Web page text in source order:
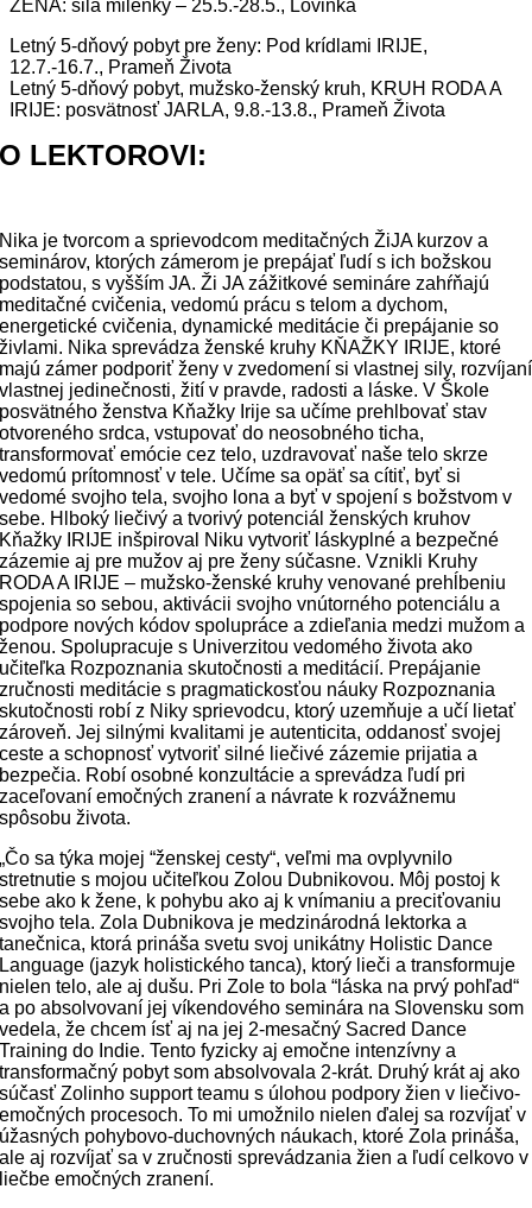
ŽENA: sila milenky – 25.5.-28.5., Lovinka
Letný 5-dňový pobyt pre ženy: Pod krídlami IRIJE,
12.7.-16.7., Prameň Života
Letný 5-dňový pobyt, mužsko-ženský kruh, KRUH RODA A
IRIJE: posvätnosť JARLA, 9.8.-13.8., Prameň Života
O LEKTOROVI:
Nika je tvorcom a sprievodcom meditačných ŽiJA kurzov a
seminárov, ktorých zámerom je prepájať ľudí s ich božskou
podstatou, s vyšším JA. Ži JA zážitkové semináre zahŕňajú
meditačné cvičenia, vedomú prácu s telom a dychom,
energetické cvičenia, dynamické meditácie či prepájanie so
živlami. Nika sprevádza ženské kruhy KŇAŽKY IRIJE, ktoré
majú zámer podporiť ženy v zvedomení si vlastnej sily, rozvíjaní
vlastnej jedinečnosti, žití v pravde, radosti a láske. V Škole
posvätného ženstva Kňažky Irije sa učíme prehlbovať stav
otvoreného srdca, vstupovať do neosobného ticha,
transformovať emócie cez telo, uzdravovať naše telo skrze
vedomú prítomnosť v tele. Učíme sa opäť sa cítiť, byť si
vedomé svojho tela, svojho lona a byť v spojení s božstvom v
sebe. Hlboký liečivý a tvorivý potenciál ženských kruhov
Kňažky IRIJE inšpiroval Niku vytvoriť láskyplné a bezpečné
zázemie aj pre mužov aj pre ženy súčasne. Vznikli Kruhy
RODA A IRIJE – mužsko-ženské kruhy venované prehĺbeniu
spojenia so sebou, aktivácii svojho vnútorného potenciálu a
podpore nových kódov spolupráce a zdieľania medzi mužom a
ženou. Spolupracuje s Univerzitou vedomého života ako
učiteľka Rozpoznania skutočnosti a meditácií. Prepájanie
zručnosti meditácie s pragmatickosťou náuky Rozpoznania
skutočnosti robí z Niky sprievodcu, ktorý uzemňuje a učí lietať
zároveň. Jej silnými kvalitami je autenticita, oddanosť svojej
ceste a schopnosť vytvoriť silné liečivé zázemie prijatia a
bezpečia. Robí osobné konzultácie a sprevádza ľudí pri
zaceľovaní emočných zranení a návrate k rozvážnemu
spôsobu života.
„Čo sa týka mojej “ženskej cesty“, veľmi ma ovplyvnilo
stretnutie s mojou učiteľkou Zolou Dubnikovou. Môj postoj k
sebe ako k žene, k pohybu ako aj k vnímaniu a preciťovaniu
svojho tela. Zola Dubnikova je medzinárodná lektorka a
tanečnica, ktorá prináša svetu svoj unikátny Holistic Dance
Language (jazyk holistického tanca), ktorý lieči a transformuje
nielen telo, ale aj dušu. Pri Zole to bola “láska na prvý pohľad“
a po absolvovaní jej víkendového seminára na Slovensku som
vedela, že chcem ísť aj na jej 2-mesačný Sacred Dance
Training do Indie. Tento fyzicky aj emočne intenzívny a
transformačný pobyt som absolvovala 2-krát. Druhý krát aj ako
súčasť Zolinho support teamu s úlohou podpory žien v liečivo-
emočných procesoch. To mi umožnilo nielen ďalej sa rozvíjať v
úžasných pohybovo-duchovných náukach, ktoré Zola prináša,
ale aj rozvíjať sa v zručnosti sprevádzania žien a ľudí celkovo v
liečbe emočných zranení.